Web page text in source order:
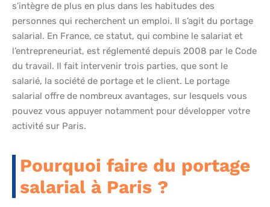
s’intègre de plus en plus dans les habitudes des
personnes qui recherchent un emploi. Il s’agit du portage
salarial. En France, ce statut, qui combine le salariat et
l’entrepreneuriat, est réglementé depuis 2008 par le Code
du travail. Il fait intervenir trois parties, que sont le
salarié, la société de portage et le client. Le portage
salarial offre de nombreux avantages, sur lesquels vous
pouvez vous appuyer notamment pour développer votre
activité sur Paris.
Pourquoi faire du portage
salarial à Paris ?